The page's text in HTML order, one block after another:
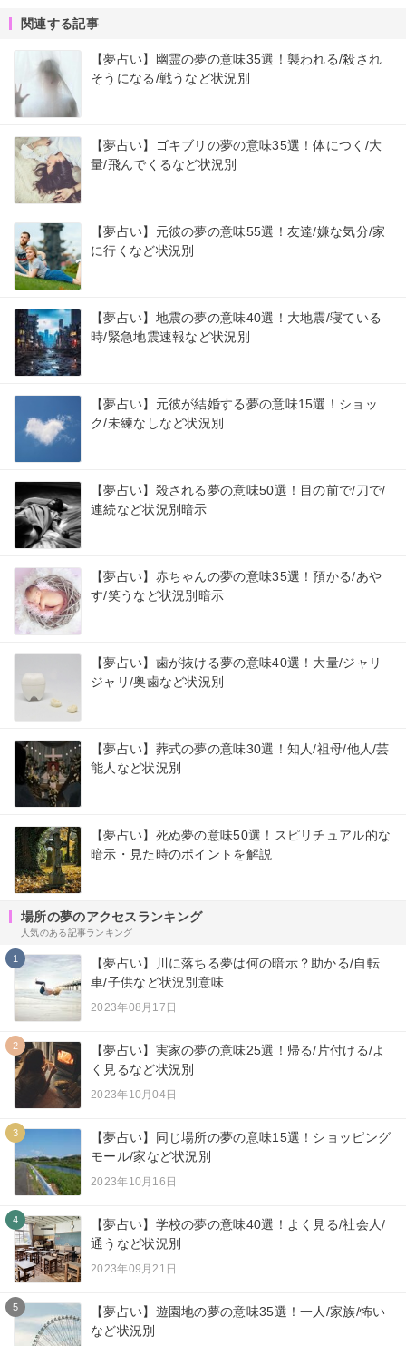
関連する記事
【夢占い】幽霊の夢の意味35選！襲われる/殺され
そうになる/戦うなど状況別
【夢占い】ゴキブリの夢の意味35選！体につく/大
量/飛んでくるなど状況別
【夢占い】元彼の夢の意味55選！友達/嫌な気分/家
に行くなど状況別
【夢占い】地震の夢の意味40選！大地震/寝ている
時/緊急地震速報など状況別
【夢占い】元彼が結婚する夢の意味15選！ショッ
ク/未練なしなど状況別
【夢占い】殺される夢の意味50選！目の前で/刀で/
連続など状況別暗示
【夢占い】赤ちゃんの夢の意味35選！預かる/あや
す/笑うなど状況別暗示
【夢占い】歯が抜ける夢の意味40選！大量/ジャリ
ジャリ/奥歯など状況別
【夢占い】葬式の夢の意味30選！知人/祖母/他人/芸
能人など状況別
【夢占い】死ぬ夢の意味50選！スピリチュアル的な
暗示・見た時のポイントを解説
場所の夢のアクセスランキング
人気のある記事ランキング
1
【夢占い】川に落ちる夢は何の暗示？助かる/自転
車/子供など状況別意味
2023年08月17日
2
【夢占い】実家の夢の意味25選！帰る/片付ける/よ
く見るなど状況別
2023年10月04日
3
【夢占い】同じ場所の夢の意味15選！ショッピング
モール/家など状況別
2023年10月16日
4
【夢占い】学校の夢の意味40選！よく見る/社会人/
通うなど状況別
2023年09月21日
5
【夢占い】遊園地の夢の意味35選！一人/家族/怖い
など状況別